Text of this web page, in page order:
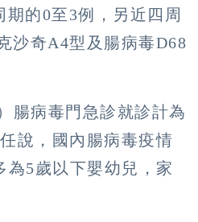
的0至3例，另近四周
沙奇A4型及腸病毒D68
腸病毒門急診就診計為
說，國內腸病毒疫情
5歲以下嬰幼兒，家